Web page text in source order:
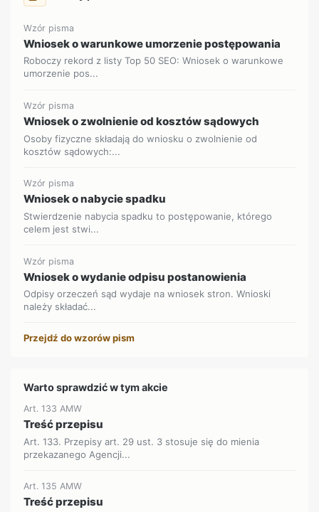
Wzór pisma
Wniosek o warunkowe umorzenie postępowania
Roboczy rekord z listy Top 50 SEO: Wniosek o warunkowe
umorzenie pos...
Wzór pisma
Wniosek o zwolnienie od kosztów sądowych
Osoby fizyczne składają do wniosku o zwolnienie od
kosztów sądowych:...
Wzór pisma
Wniosek o nabycie spadku
Stwierdzenie nabycia spadku to postępowanie, którego
celem jest stwi...
Wzór pisma
Wniosek o wydanie odpisu postanowienia
Odpisy orzeczeń sąd wydaje na wniosek stron. Wnioski
należy składać...
Przejdź do wzorów pism
Warto sprawdzić w tym akcie
Art. 133 AMW
Treść przepisu
Art. 133. Przepisy art. 29 ust. 3 stosuje się do mienia
przekazanego Agencji...
Art. 135 AMW
Treść przepisu